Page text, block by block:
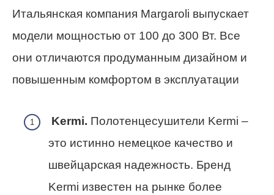
Итальянская компания Margaroli выпускает
модели мощностью от 100 до 300 Вт. Все
они отличаются продуманным дизайном и
повышенным комфортом в эксплуатации
Kermi. Полотенцесушители Kermi –
это истинно немецкое качество и
швейцарская надежность. Бренд
Kermi известен на рынке более